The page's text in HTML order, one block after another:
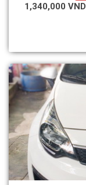
1,340,000 VND